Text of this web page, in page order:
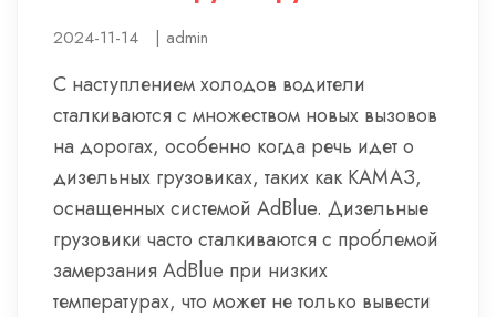
2024-11-14 | admin
С наступлением холодов водители
сталкиваются с множеством новых вызовов
на дорогах, особенно когда речь идет о
дизельных грузовиках, таких как КАМАЗ,
оснащенных системой AdBlue. Дизельные
грузовики часто сталкиваются с проблемой
замерзания AdBlue при низких
температурах, что может не только вывести